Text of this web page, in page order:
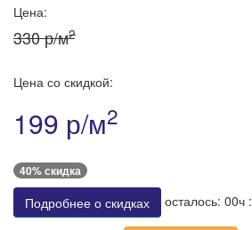
Цена:
330 р/м2
Цена со скидкой:
199 р/м2
40% скидка
Подробнее о скидках осталось: 00ч :